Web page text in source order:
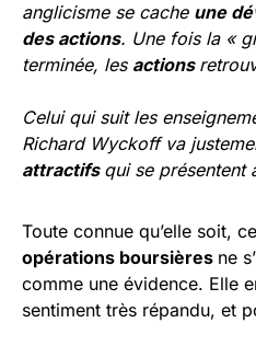
anglicisme se cache une
des actions. Une fois la «
terminée, les actions
Celui qui suit les
Richard Wyckoff va
attractifs qui se présentent
Toute connue qu’elle soit,
opérations boursières ne
comme une évidence. Elle
sentiment très répandu, et